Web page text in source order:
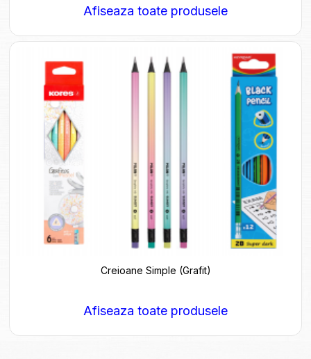
Afiseaza toate produsele
Creioane Simple (Grafit)
Afiseaza toate produsele